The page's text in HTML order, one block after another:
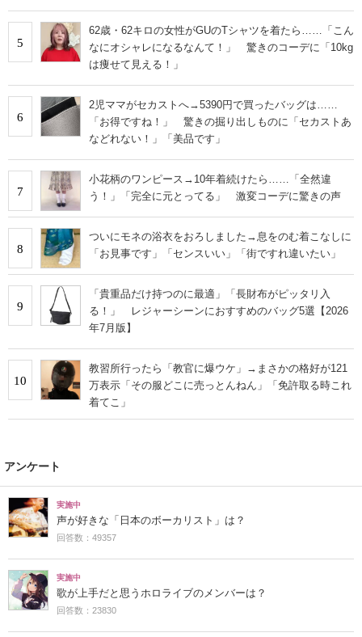
5
62歳・62キロの女性がGUのTシャツを着たら……「こん
なにオシャレになるなんて！」 驚きのコーデに「10kg
は痩せて見える！」
6
2児ママがセカストへ→5390円で買ったバッグは……
「お得ですね！」 驚きの掘り出しものに「セカストあ
などれない！」「美品です」
7
小花柄のワンピース→10年着続けたら……「全然違
う！」「完全に元とってる」 激変コーデに驚きの声
8
ついにモネの浴衣をおろしました→息をのむ着こなしに
「お見事です」「センスいい」「街ですれ違いたい」
9
「貴重品だけ持つのに最適」「長財布がピッタリ入
る！」 レジャーシーンにおすすめのバッグ5選【2026
年7月版】
10
教習所行ったら「教官に爆ウケ」→まさかの格好が121
万表示「その服どこに売っとんねん」「免許取る時これ
着てこ」
アンケート
実施中
声が好きな「日本のボーカリスト」は？
回答数：49357
実施中
歌が上手だと思うホロライブのメンバーは？
回答数：23830